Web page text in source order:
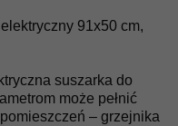
91x50 cm,
suszarka do
może pełnić
– grzejnika